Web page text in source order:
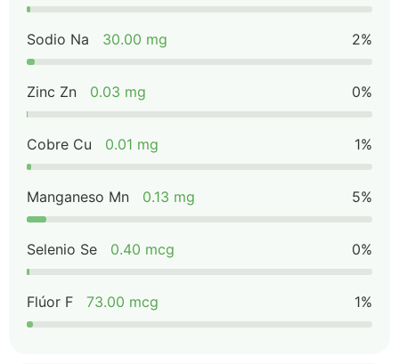
Sodio Na 30.00 mg 2%
Zinc Zn 0.03 mg 0%
Cobre Cu 0.01 mg 1%
Manganeso Mn 0.13 mg 5%
Selenio Se 0.40 mcg 0%
Flúor F 73.00 mcg 1%